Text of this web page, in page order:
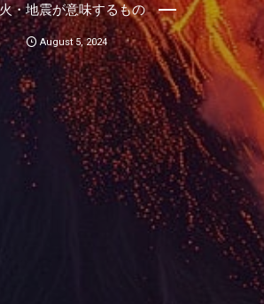
・地震が意味するもの
August 5,2024